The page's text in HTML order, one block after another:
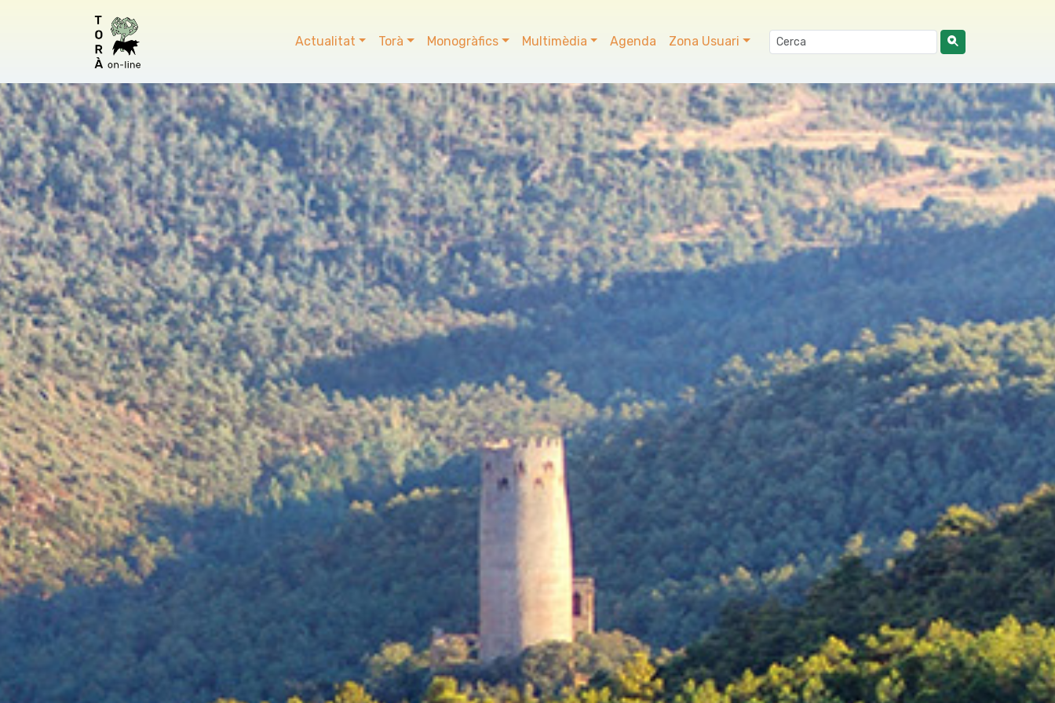
Actualitat Torà Monogràfics Multimèdia Agenda Zona Usuari